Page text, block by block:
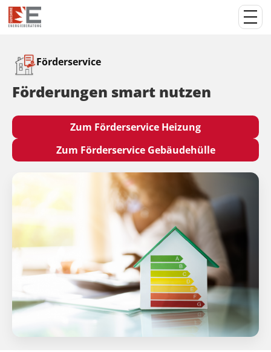
Förderservice
Förderungen smart nutzen
Zum Förderservice Heizung
Zum Förderservice Gebäudehülle